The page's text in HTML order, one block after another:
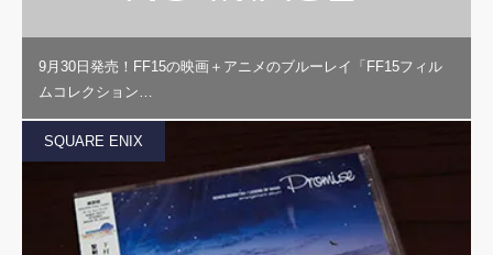
9月30日発売！FF15の映画＋アニメのブルーレイ「FF15フィル
ムコレクション…
SQUARE ENIX